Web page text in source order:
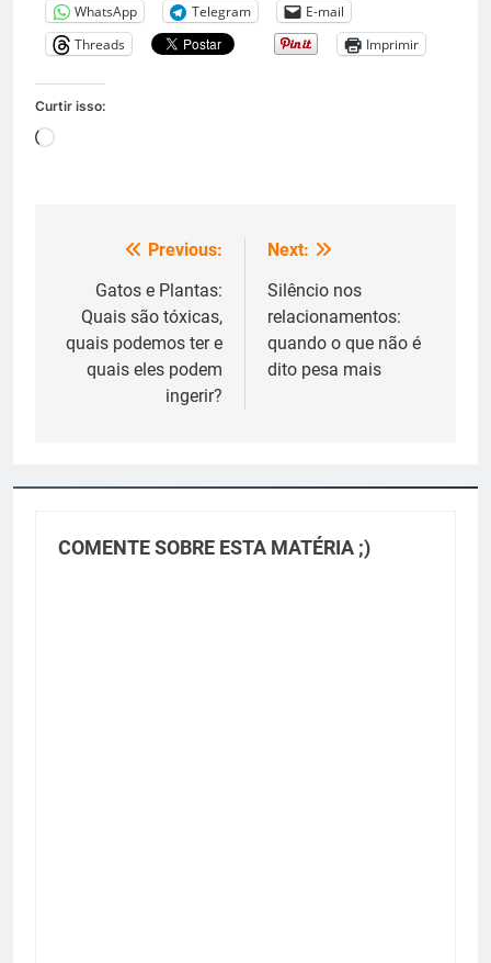
WhatsApp Telegram
E-mail
Threads
Imprimir
Curtir isso:
Carregando...
Navegação
Post
Previous:
Gatos e Plantas:
Quais são tóxicas,
quais podemos ter e
quais eles podem
ingerir?
Next:
Silêncio nos
relacionamentos:
quando o que não é
dito pesa mais
COMENTE SOBRE ESTA MATÉRIA ;)